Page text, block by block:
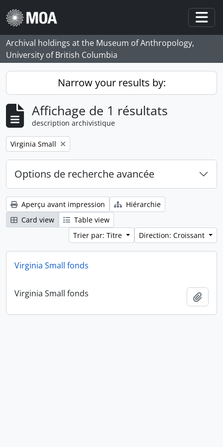
Skip to main content
Archival holdings at the Museum of Anthropology,
University of British Columbia
Narrow your results by:
Affichage de 1 résultats
description archivistique
Remove filter:
Virginia Small
Options de recherche avancée
Aperçu avant impression
Hiérarchie
Card view
Table view
Trier par: Titre
Direction: Croissant
Virginia Small fonds
Virginia Small fonds